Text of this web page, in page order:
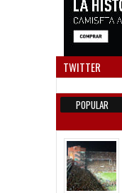
TWITTER
POPULAR